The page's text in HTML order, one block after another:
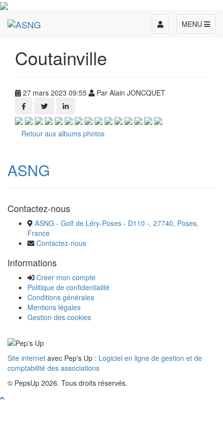
MENU
Toggle
navigation
Coutainville
27 mars 2023 09:55 Par Alain JONCQUET
Retour aux albums photos
ASNG
Contactez-nous
ASNG - Golf de Léry-Poses - D110 -, 27740, Poses,
France
Contactez-nous
Informations
Créer mon compte
Politique de confidentialité
Conditions générales
Mentions légales
Gestion des cookies
Site internet avec Pep's Up : Logiciel en ligne de gestion et de
comptabilité des associations
© PepsUp 2026. Tous droits réservés.